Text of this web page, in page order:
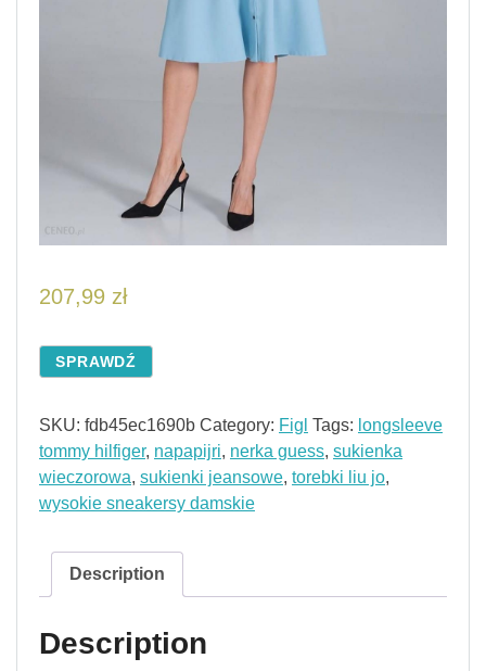
207,99 zł
SPRAWDŹ
SKU: fdb45ec1690b Category: Figl Tags: longsleeve
tommy hilfiger, napapijri, nerka guess, sukienka
wieczorowa, sukienki jeansowe, torebki liu jo,
wysokie sneakersy damskie
Description
Description